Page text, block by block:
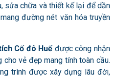
sửa chữa và thiết kế lại để dần
đường nét văn hóa truyền
Cố đô Huếđược công nhận
vẻ đẹp mang tính toàn cầu.
trình được xây dựng lâu đời,